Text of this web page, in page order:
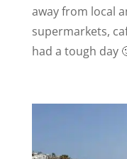
away from local
supermarkets,
had a tough day